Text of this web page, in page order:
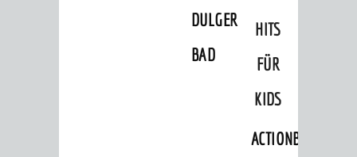
DULGER-
BAD
HITS
FÜR
KIDS
ACTIONBOUND